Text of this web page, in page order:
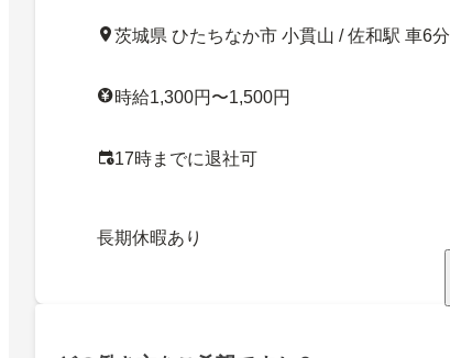
茨城県 ひたちなか市 小貫山 / 佐和駅 車6分
時給1,300円〜1,500円
17時までに退社可
長期休暇あり